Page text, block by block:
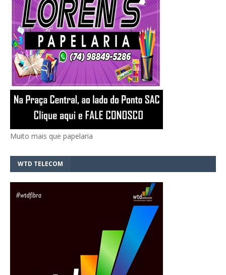
Muito mais que papelaria
WTD TELECOM